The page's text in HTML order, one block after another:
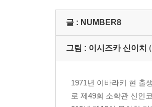
글 : NUMBER8
그림 : 이시즈카 신이치
1971년 이바라키 현 출
로 제49회 소학관 신인